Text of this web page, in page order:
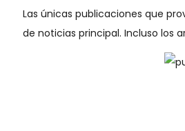
Las únicas publicaciones que
de noticias principal. Incluso los